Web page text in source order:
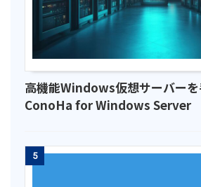
高機能Windows仮想サーバーを
ConoHa for Windows Server
5